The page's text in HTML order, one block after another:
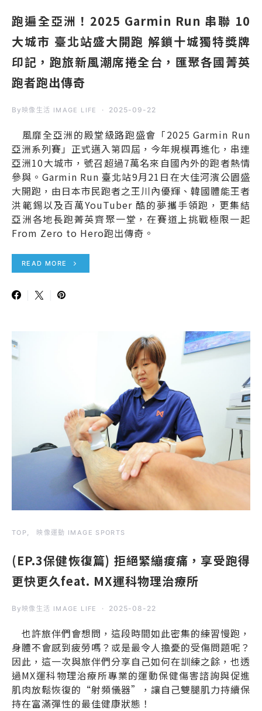
跑遍全亞洲！2025 Garmin Run 串聯 10
大城市 臺北站盛大開跑 解鎖十城獨特獎牌
印記，跑旅新風潮席捲全台，匯聚各國菁英
跑者跑出傳奇
By 映像生活 IMAGE LIFE 2025-09-22
風靡全亞洲的殿堂級路跑盛會「2025 Garmin Run
亞洲系列賽」正式邁入第四屆，今年規模再進化，串連
亞洲10大城市，號召超過7萬名來自國內外的跑者熱情
參與。Garmin Run 臺北站9月21日在大佳河濱公園盛
大開跑，由日本市民跑者之王川內優輝、韓國體能王者
洪範錫以及百萬YouTuber 酷的夢攜手領跑，更集結
亞洲各地長跑菁英齊聚一堂，在賽道上挑戰極限一起
From Zero to Hero跑出傳奇。
READ MORE
TOP 映像運動 IMAGE SPORTS
(EP.3保健恢復篇) 拒絕緊繃痠痛，享受跑得
更快更久feat. MX運科物理治療所
By 映像生活 IMAGE LIFE 2025-08-22
也許旅伴們會想問，這段時間如此密集的練習慢跑，
身體不會感到疲勞嗎？或是最令人擔憂的受傷問題呢？
因此，這一次與旅伴們分享自己如何在訓練之餘，也透
過MX運科物理治療所專業的運動保健傷害諮詢與促進
肌肉放鬆恢復的“射頻儀器”，讓自己雙腿肌力持續保
持在富滿彈性的最佳健康狀態！